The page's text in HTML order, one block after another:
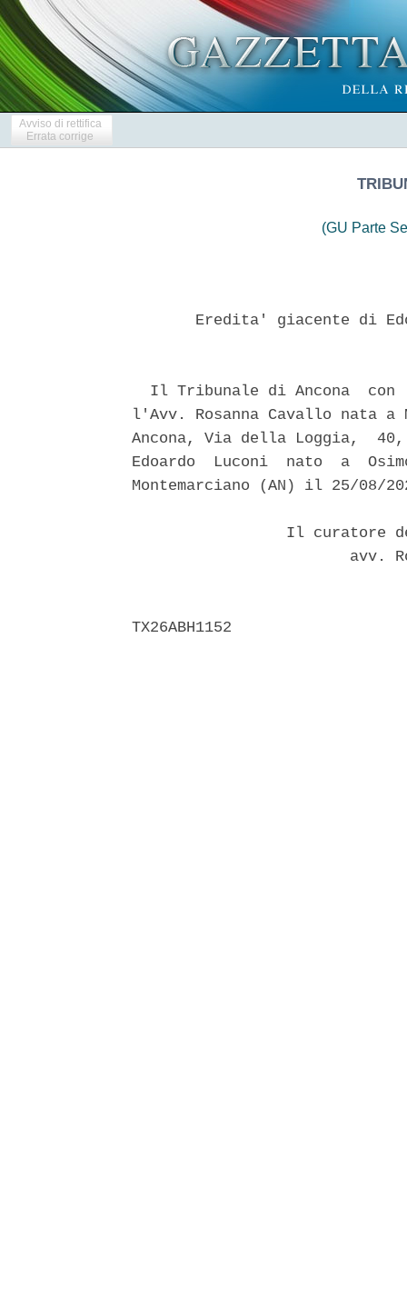
Avviso di rettifica
Errata corrige
(GU Parte
Eredita' giacente di
Il Tribunale di Ancona  con
l'Avv. Rosanna Cavallo nata
Ancona, Via della Loggia,
Edoardo  Luconi  nato  a
Montemarciano (AN) il 25/08/
Il curatore
avv.